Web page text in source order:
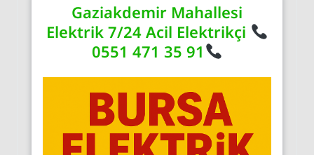
Gaziakdemir Mahallesi
Elektrik 7/24 Acil Elektrikçi
0551 471 35 91